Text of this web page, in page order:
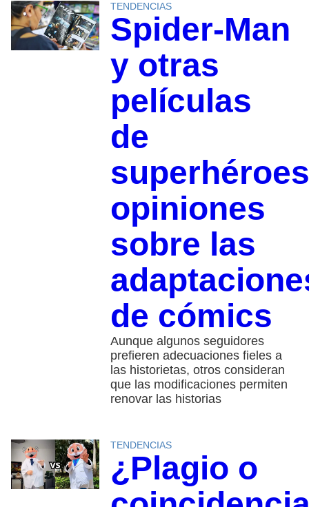
TENDENCIAS
Spider-Man
y otras
películas
de
opiniones
sobre las
de cómics
Aunque algunos seguidores
prefieren adecuaciones fieles a
las historietas, otros consideran
que las modificaciones permiten
renovar las historias
TENDENCIAS
¿Plagio o